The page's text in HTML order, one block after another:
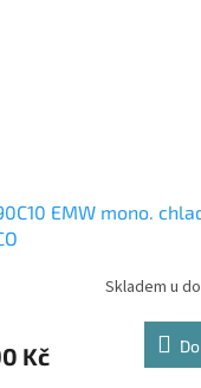
EMW mono.
Skladem u
Kč